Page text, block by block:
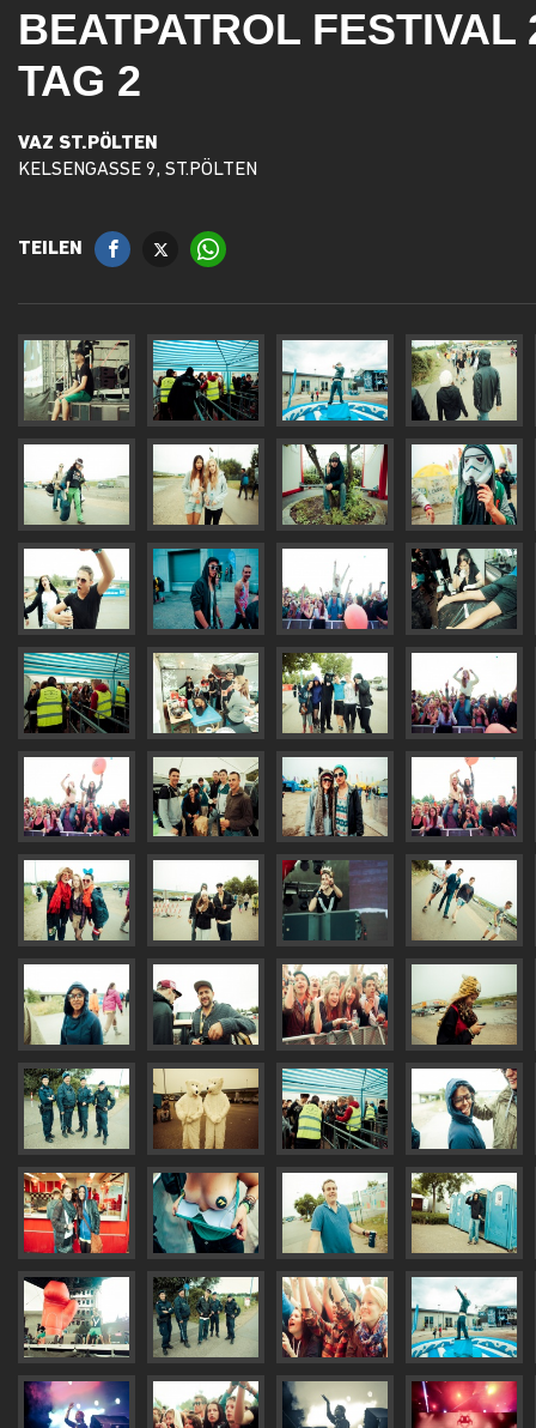
BEATPATROL FESTIVAL
TAG 2
VAZ ST.PÖLTEN
KELSENGASSE 9, ST.PÖLTEN
TEILEN